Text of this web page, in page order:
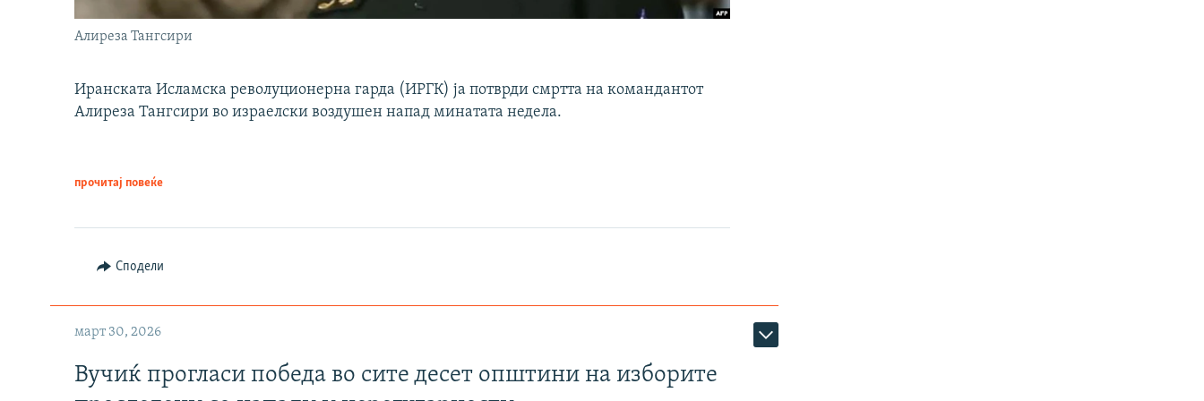
Алиреза Тангсири
Иранската Исламска револуционерна гарда (ИРГК) ја потврди смртта на командантот
Алиреза Тангсири во израелски воздушен напад минатата недела.
прочитај повеќе
Сподели
март 30, 2026
Вучиќ прогласи победа во сите десет општини на изборите